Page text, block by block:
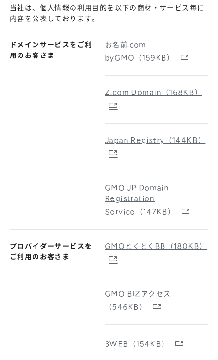
当社は、個人情報の利用目的を以下の商材・サービス毎に
内容を公表しております。
ドメインサービスをご利
用のお客さま
お名前.com
byGMO（159KB）
Z.com Domain（168KB）
Japan Registry（144KB）
GMO JP Domain
Registration
Service（147KB）
プロバイダーサービスを
ご利用のお客さま
GMOとくとくBB（180KB）
GMO BIZアクセス
（546KB）
3WEB（154KB）